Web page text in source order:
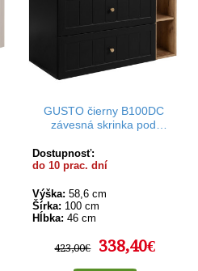
GUSTO čierny B100DC
závesná skrinka pod
Dostupnosť:
do 10 prac. dní
Výška: 58,6 cm
Šírka: 100 cm
Hĺbka: 46 cm
423,00€ 338,40€